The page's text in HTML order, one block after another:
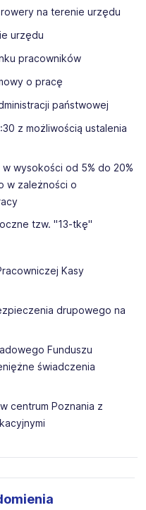
na terenie urzędu
urzędu
pracowników
o pracę
państwowej
z możliwością ustalenia
wysokości od 5% do 20%
w zależności o
tzw. "13-tkę"
Kasy
drupowego na
Funduszu
świadczenia
centrum Poznania z